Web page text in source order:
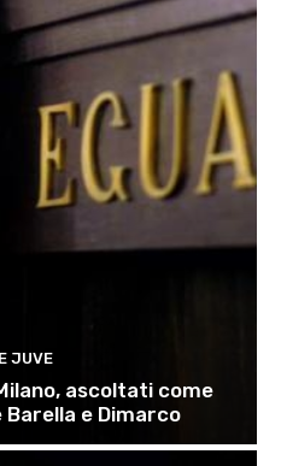
JUVE
ascoltati come
e Dimarco